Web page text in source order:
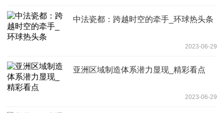
中法瓷都：跨越时空的牵手_环球热头条
2023-06-29
亚洲区域制造体系潜力显现_精彩看点
2023-06-29